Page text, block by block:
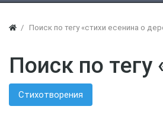
Поиск по тегу «стихи есенина о
Поиск по
Стихотворения